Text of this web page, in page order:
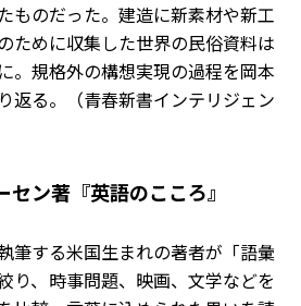
ものだった。建造に新素材や新工
ために収集した世界の民俗資料は
。規格外の構想実現の過程を岡本
返る。（青春新書インテリジェン
ン著『英語のこころ』
筆する米国生まれの著者が「語彙
り、時事問題、映画、文学などを